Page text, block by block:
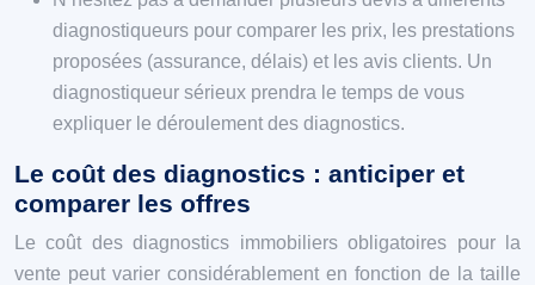
diagnostiqueurs pour comparer les prix, les prestations
proposées (assurance, délais) et les avis clients. Un
diagnostiqueur sérieux prendra le temps de vous
expliquer le déroulement des diagnostics.
Le coût des diagnostics : anticiper et
comparer les offres
Le coût des diagnostics immobiliers obligatoires pour la
vente peut varier considérablement en fonction de la taille